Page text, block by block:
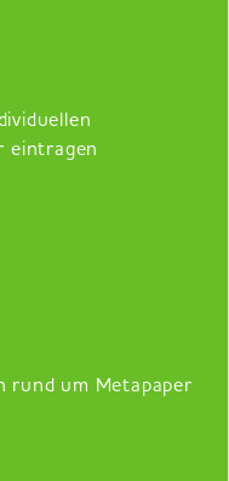
eintragen
rund um Metapaper